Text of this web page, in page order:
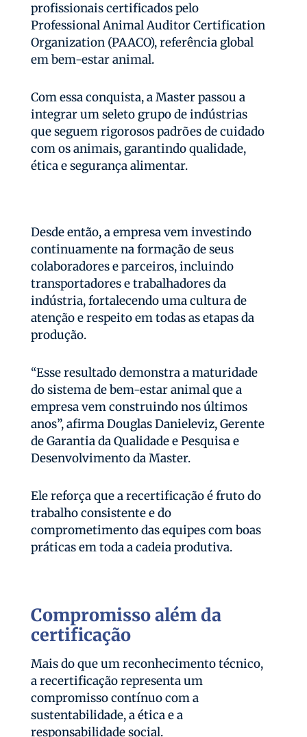
profissionais certificados pelo
Professional Animal Auditor Certification
Organization (PAACO), referência global
em bem-estar animal.
Com essa conquista, a Master passou a
integrar um seleto grupo de indústrias
que seguem rigorosos padrões de cuidado
com os animais, garantindo qualidade,
ética e segurança alimentar.
Desde então, a empresa vem investindo
continuamente na formação de seus
colaboradores e parceiros, incluindo
transportadores e trabalhadores da
indústria, fortalecendo uma cultura de
atenção e respeito em todas as etapas da
produção.
“Esse resultado demonstra a maturidade
do sistema de bem-estar animal que a
empresa vem construindo nos últimos
anos”, afirma Douglas Danieleviz, Gerente
de Garantia da Qualidade e Pesquisa e
Desenvolvimento da Master.
Ele reforça que a recertificação é fruto do
trabalho consistente e do
comprometimento das equipes com boas
práticas em toda a cadeia produtiva.
Compromisso além da
certificação
Mais do que um reconhecimento técnico,
a recertificação representa um
compromisso contínuo com a
sustentabilidade, a ética e a
responsabilidade social.